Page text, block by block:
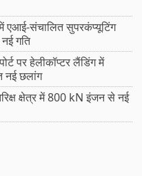
एआई-संचालित सुपरकंप्यूटिंग
गति
पर हेलीकॉप्टर लैंडिंग में
नई छलांग
क्षेत्र में 800 kN इंजन से नई